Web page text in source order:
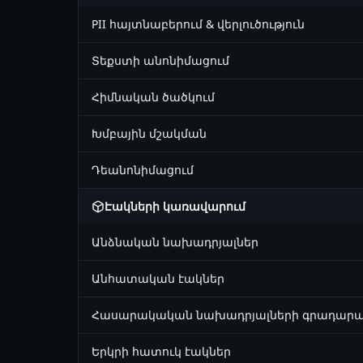
PII հայտնաբերում & վերլուծություն
Տեքստի անոնիմացում
Հիմնական ծածկում
Խմբային մշակման
Դեանոնիմացում
Էակների կառավարում
Անձնական նախադրյալներ
Անհատական էակներ
Հասարակական նախադրյալների
Երկրի հատուկ էակներ